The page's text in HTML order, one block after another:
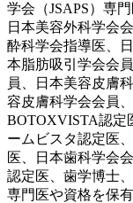
学会（JSAPS）専
日本美容外科学会
酔科学会指導医、
本脂肪吸引学会会
員、日本美容皮膚
容皮膚科学会会員
BOTOXVISTA認定
ームビスタ認定医
医、日本歯科学会
認定医、歯学博士
専門医や資格を保